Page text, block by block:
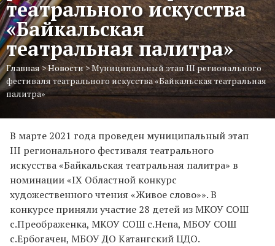
театрального искусства
«Байкальская
театральная палитра»
Главная>Новости>Муниципальный этап III регионального
фестиваля театрального искусства «Байкальская театральная
палитра»
В марте 2021 года проведен муниципальный этап
III регионального фестиваля театрального
искусства «Байкальская театральная палитра» в
номинации «IX Областной конкурс
художественного чтения «Живое слово»». В
конкурсе приняли участие 28 детей из МКОУ СОШ
с.Преображенка, МКОУ СОШ с.Непа, МБОУ СОШ
с.Ербогачен, МБОУ ДО Катангский ЦДО.